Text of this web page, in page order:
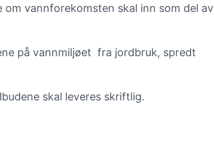
vannforekomsten skal inn som del av
på vannmiljøet fra jordbruk, spredt
skal leveres skriftlig.